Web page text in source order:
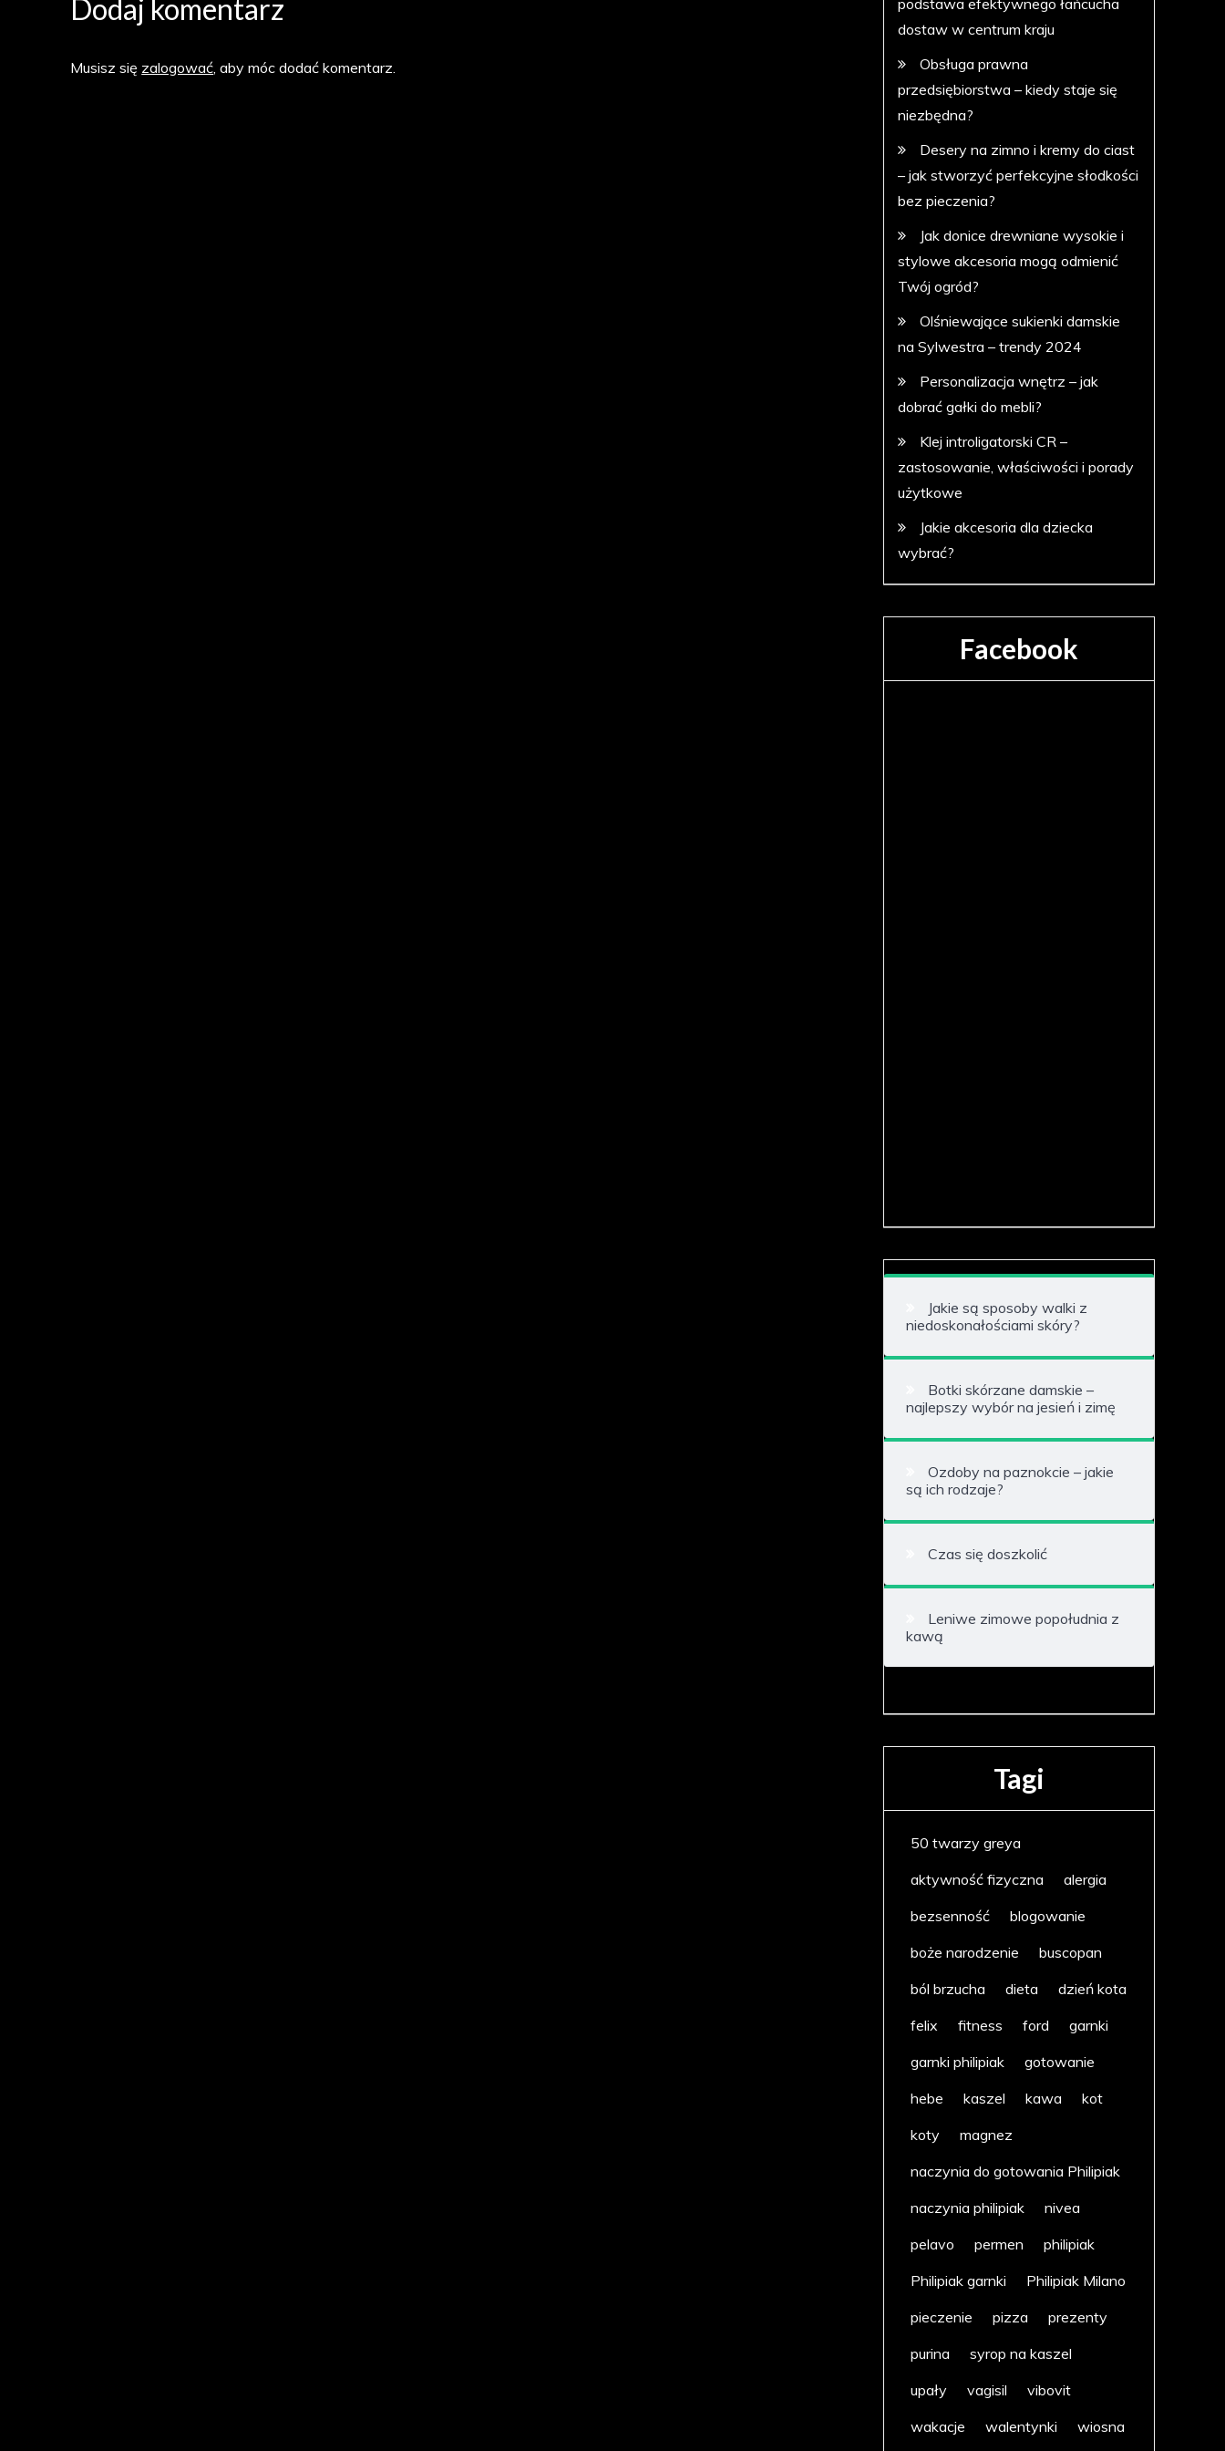
Dodaj komentarz
Musisz się zalogować, aby móc dodać komentarz.
podstawa efektywnego łańcucha
dostaw w centrum kraju
Obsługa prawna
przedsiębiorstwa – kiedy staje się
niezbędna?
Desery na zimno i kremy do ciast
– jak stworzyć perfekcyjne słodkości
bez pieczenia?
Jak donice drewniane wysokie i
stylowe akcesoria mogą odmienić
Twój ogród?
Olśniewające sukienki damskie
na Sylwestra – trendy 2024
Personalizacja wnętrz – jak
dobrać gałki do mebli?
Klej introligatorski CR –
zastosowanie, właściwości i porady
użytkowe
Jakie akcesoria dla dziecka
wybrać?
Facebook
Jakie są sposoby walki z
niedoskonałościami skóry?
Botki skórzane damskie –
najlepszy wybór na jesień i zimę
Ozdoby na paznokcie – jakie
są ich rodzaje?
Czas się doszkolić
Leniwe zimowe popołudnia z
kawą
Tagi
50 twarzy greya
aktywność fizyczna
alergia
bezsenność
blogowanie
boże narodzenie
buscopan
ból brzucha
dieta
dzień kota
felix
fitness ford
garnki
garnki philipiak
gotowanie
hebe
kaszel kawa
kot
koty
magnez
naczynia do gotowania Philipiak
naczynia philipiak
nivea
pelavo
permen
philipiak
Philipiak garnki
Philipiak Milano
pieczenie
pizza
prezenty
purina
syrop na kaszel
upały
vagisil
vibovit
wakacje
walentynki wiosna